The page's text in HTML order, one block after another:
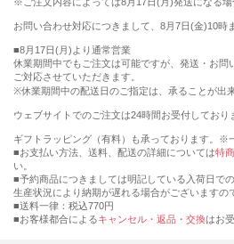
お問い合わせ対応につきまして、8月7日(金)10時
■8月17日(月)より通常営業
休業期間中でもご注文は可能ですが、発送・お問
ご対応させていただきます。
※休業期間中の配送日のご指定は、承ることが出来
ウェブサイトでのご注文は24時間お受付しており
ギフトラッピング（有料）も承っております。※
■お支払い方法、送料、配送の詳細については特
い。
■予約商品につきましては明記している入荷日で
生産状況により納期が遅れる場合がございますの
■送料一律：税込770円
■お客様都合によるキャンセル・返品・交換はお